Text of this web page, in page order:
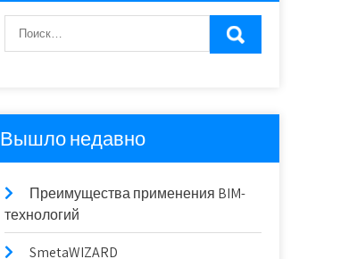
Вышло недавно
Преимущества применения BIM-
технологий
SmetaWIZARD